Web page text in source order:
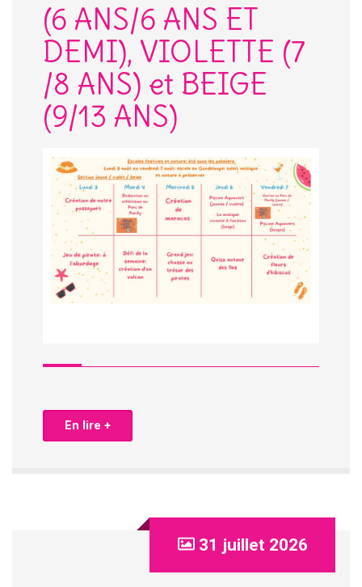
(6 ANS/6 ANS ET
DEMI), VIOLETTE (7
/8 ANS) et BEIGE
(9/13 ANS)
En lire +
31 juillet 2026